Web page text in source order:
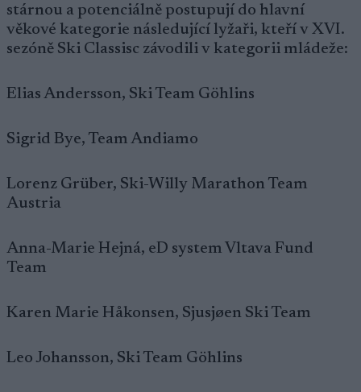
stárnou a potenciálně postupují do hlavní
věkové kategorie následující lyžaři, kteří v XVI.
sezóně Ski Classisc závodili v kategorii mládeže:
Elias Andersson, Ski Team Göhlins
Sigrid Bye, Team Andiamo
Lorenz Grüber, Ski-Willy Marathon Team
Austria
Anna-Marie Hejná, eD system Vltava Fund
Team
Karen Marie Håkonsen, Sjusjøen Ski Team
Leo Johansson, Ski Team Göhlins